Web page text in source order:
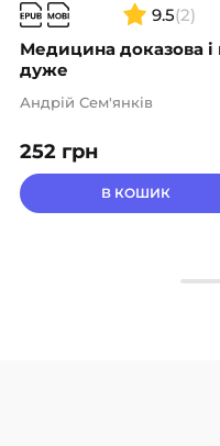
9.5(2)
Медицина доказова і
дуже
252 грн
Андрій Сем'янків
В КОШИК